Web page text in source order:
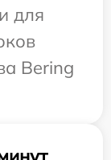
для
Bering